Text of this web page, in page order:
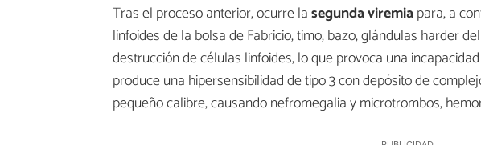
Tras el proceso anterior, ocurre lasegunda viremiapara, a
linfoides de la bolsa de Fabricio, timo, bazo, glándulas harder
destrucción de células linfoides, lo que provoca una
produce una hipersensibilidad de tipo 3 con depósito de
pequeño calibre, causando nefromegalia y microtrombos,